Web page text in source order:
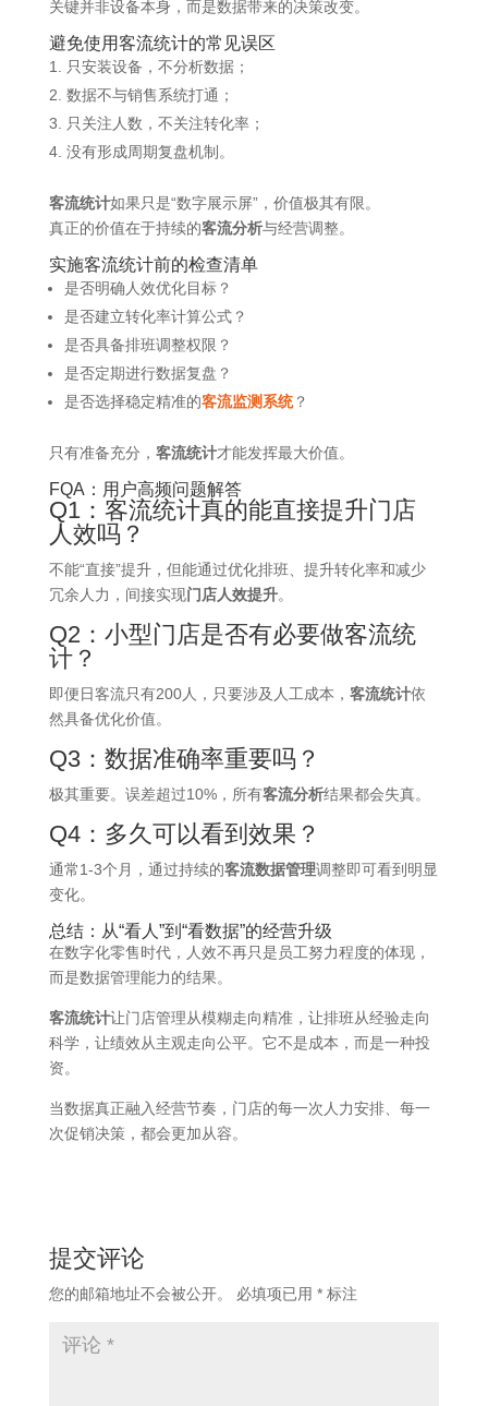
关键并非设备本身，而是数据带来的决策改变。
避免使用客流统计的常见误区
只安装设备，不分析数据；
数据不与销售系统打通；
只关注人数，不关注转化率；
没有形成周期复盘机制。
客流统计如果只是“数字展示屏”，价值极其有限。
真正的价值在于持续的客流分析与经营调整。
实施客流统计前的检查清单
是否明确人效优化目标？
是否建立转化率计算公式？
是否具备排班调整权限？
是否定期进行数据复盘？
是否选择稳定精准的客流监测系统？
只有准备充分， 客流统计才能发挥最大价值。
FQA：用户高频问题解答
Q1：客流统计真的能直接提升门店
人效吗？
不能“直接”提升，但能通过优化排班、提升转化率和减少
冗余人力，间接实现门店人效提升。
Q2：小型门店是否有必要做客流统
计？
即便日客流只有200人，只要涉及人工成本， 客流统计依
然具备优化价值。
Q3：数据准确率重要吗？
极其重要。误差超过10%，所有客流分析结果都会失真。
Q4：多久可以看到效果？
通常1-3个月，通过持续的客流数据管理调整即可看到明显
变化。
总结：从“看人”到“看数据”的经营升级
在数字化零售时代，人效不再只是员工努力程度的体现，
而是数据管理能力的结果。
客流统计让门店管理从模糊走向精准，让排班从经验走向
科学，让绩效从主观走向公平。它不是成本，而是一种投
资。
当数据真正融入经营节奏，门店的每一次人力安排、每一
次促销决策，都会更加从容。
提交评论
您的邮箱地址不会被公开。 必填项已用 *标注